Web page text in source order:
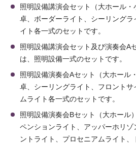
照明設備講演会セット（大ホール
卓、ボーダーライト、シーリング
イト各一式のセットです。
照明設備講演会セット及び演奏会A
は、照明設備一式のセットです。
照明設備演奏会Aセット（大ホール
卓、シーリングライト、フロント
ムライト各一式のセットです。
照明設備演奏会Bセット（大ホール
ペンションライト、アッパーホリ
ントライト、プロセニアムライト